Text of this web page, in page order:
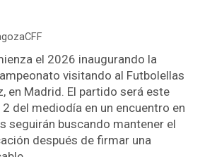
el 2026 inaugurando la
visitando al Futbolellas
en Madrid. El partido será este
del mediodía en un encuentro en
seguirán buscando mantener el
después de firmar una